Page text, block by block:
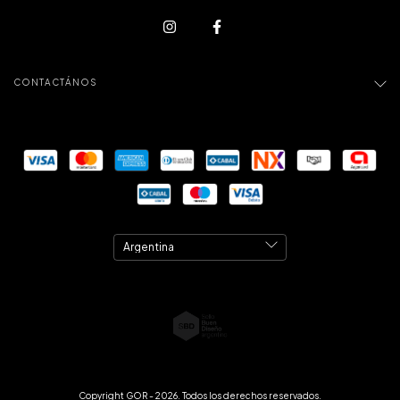
CONTACTÁNOS
Copyright GOR - 2026. Todos los derechos reservados.